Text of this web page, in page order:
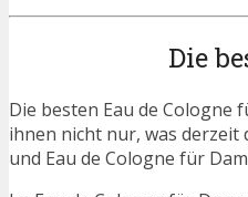
Die
Die besten Eau de Cologne
ihnen nicht nur, was derzeit
und Eau de Cologne für